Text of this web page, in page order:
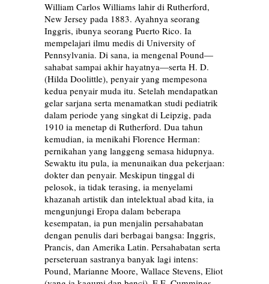
William Carlos Williams lahir di Rutherford,
New Jersey pada 1883. Ayahnya seorang
Inggris, ibunya seorang Puerto Rico. Ia
mempelajari ilmu medis di University of
Pennsylvania. Di sana, ia mengenal Pound—
sahabat sampai akhir hayatnya—serta H. D.
(Hilda Doolittle), penyair yang mempesona
kedua penyair muda itu. Setelah mendapatkan
gelar sarjana serta menamatkan studi pediatrik
dalam periode yang singkat di Leipzig, pada
1910 ia menetap di Rutherford. Dua tahun
kemudian, ia menikahi Florence Herman:
pernikahan yang langgeng semasa hidupnya.
Sewaktu itu pula, ia menunaikan dua pekerjaan:
dokter dan penyair. Meskipun tinggal di
pelosok, ia tidak terasing, ia menyelami
khazanah artistik dan intelektual abad kita, ia
mengunjungi Eropa dalam beberapa
kesempatan, ia pun menjalin persahabatan
dengan penulis dari berbagai bangsa: Inggris,
Prancis, dan Amerika Latin. Persahabatan serta
perseteruan sastranya banyak lagi intens:
Pound, Marianne Moore, Wallace Stevens, Eliot